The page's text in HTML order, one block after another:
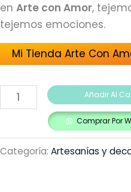
en Arte con Amor,
tejemos emociones.
Mi Tienda Arte Con
Añadir Al
Comprar Por
Categoría: Artesanías y